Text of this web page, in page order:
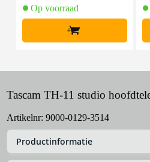
Op voorraad
+
Tascam TH-11 studio
Artikelnr: 9000-0129-3514
Productinformatie